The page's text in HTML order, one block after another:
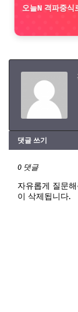
오늘N 격파중식
댓글 쓰기
0 댓글
자유롭게 질문
이 삭제됩니다.